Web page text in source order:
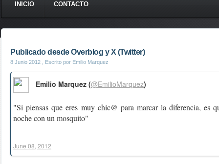
INICIO CONTACTO
Publicado desde Overblog y X (Twitter)
8 Junio 2012 , Escrito por Emilio Marquez
"Si piensas que eres muy chic@ para marcar la diferencia, es
noche con un mosquito"
Emilio Marquez (@EmilioMarquez)
June 08, 2012